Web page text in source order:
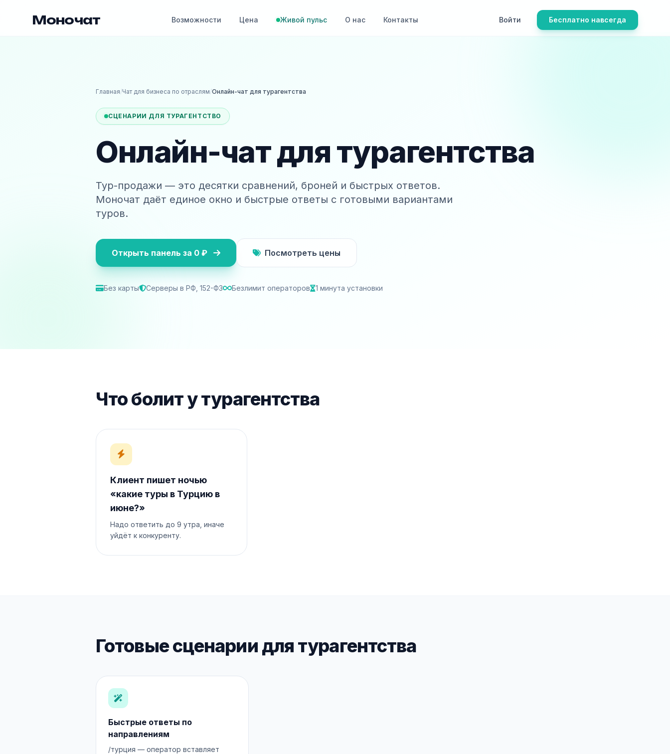
Моночат Возможности Цена Живой пульс О нас Контакты Войти Бесплатно навсегда
Главная/Чат для бизнеса по отраслям/Онлайн-чат для турагентства
СЦЕНАРИИ ДЛЯ ТУРАГЕНТСТВО
Онлайн-чат для турагентства
Тур-продажи — это десятки сравнений, броней и быстрых ответов.
Моночат даёт единое окно и быстрые ответы с готовыми вариантами
туров.
Открыть панель за 0 ₽ Посмотреть цены
Без карты Серверы в РФ, 152-ФЗ Безлимит операторов 1 минута установки
Что болит у турагентства
Клиент пишет ночью
«какие туры в Турцию в
июне?»
Надо ответить до 9 утра, иначе
уйдёт к конкуренту.
Готовые сценарии для турагентства
Быстрые ответы по
направлениям
/турция — оператор вставляет